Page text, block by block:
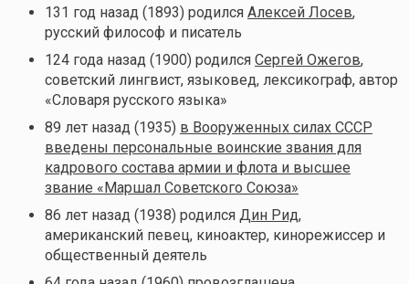
131 год назад (1893) родился Алексей Лосев,
русский философ и писатель
124 года назад (1900) родился Сергей Ожегов,
советский лингвист, языковед, лексикограф, автор
«Словаря русского языка»
89 лет назад (1935) в Вооруженных силах СССР
введены персональные воинские звания для
кадрового состава армии и флота и высшее
звание «Маршал Советского Союза»
86 лет назад (1938) родился Дин Рид,
американский певец, киноактер, кинорежиссер и
общественный деятель